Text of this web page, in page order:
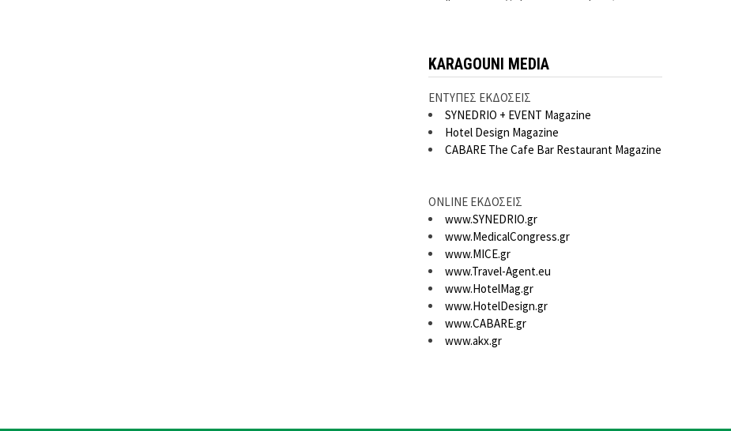
KARAGOUNI MEDIA
ΕΝΤΥΠΕΣ ΕΚΔΟΣΕΙΣ
SYNEDRIO + EVENT Magazine
Hotel Design Magazine
CABARE The Cafe Bar Restaurant Magazine
ONLINE ΕΚΔΟΣΕΙΣ
www.SYNEDRIO.gr
www.MedicalCongress.gr
www.MICE.gr
www.Travel-Agent.eu
www.HotelMag.gr
www.HotelDesign.gr
www.CABARE.gr
www.akx.gr